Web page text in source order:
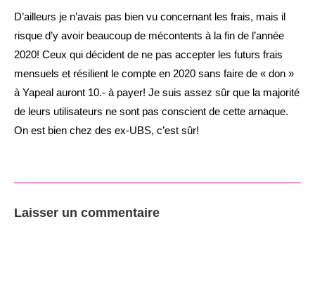
D’ailleurs je n’avais pas bien vu concernant les frais, mais il
risque d’y avoir beaucoup de mécontents à la fin de l’année
2020! Ceux qui décident de ne pas accepter les futurs frais
mensuels et résilient le compte en 2020 sans faire de « don »
à Yapeal auront 10.- à payer! Je suis assez sûr que la majorité
de leurs utilisateurs ne sont pas conscient de cette arnaque.
On est bien chez des ex-UBS, c’est sûr!
Laisser un commentaire